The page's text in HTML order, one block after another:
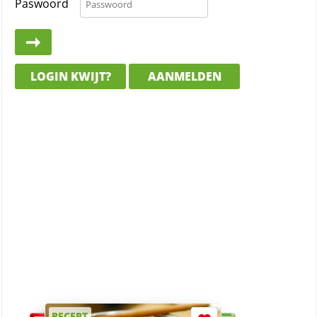
Paswoord
LOGIN KWIJT? AANMELDEN